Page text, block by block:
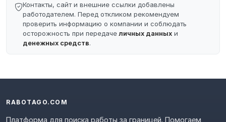
Контакты, сайт и внешние ссылки добавлены
работодателем. Перед откликом рекомендуем
проверить информацию о компании и соблюдать
осторожность при передачеличных данных и
денежных средств.
RABOTAGO.COM
Платформа для поиска работы за границей. Помогаем